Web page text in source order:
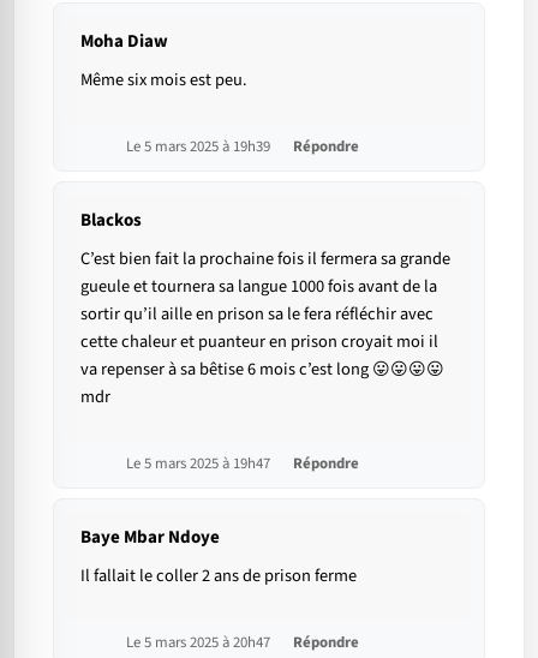
Moha Diaw
Même six mois est peu.
Le 5 mars 2025 à 19h39 Répondre
Blackos
C’est bien fait la prochaine fois il fermera sa grande
gueule et tournera sa langue 1000 fois avant de la
sortir qu’il aille en prison sa le fera réfléchir avec
cette chaleur et puanteur en prison croyait moi il
va repenser à sa bêtise 6 mois c’est long 😛😛😛😛
mdr
Le 5 mars 2025 à 19h47 Répondre
Baye Mbar Ndoye
Il fallait le coller 2 ans de prison ferme
Le 5 mars 2025 à 20h47 Répondre